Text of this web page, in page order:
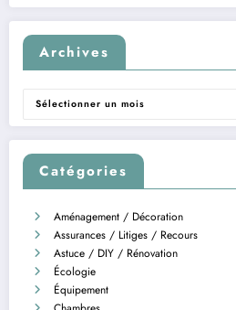
Archives
Archives
Catégories
Aménagement / Décoration
Assurances / Litiges / Recours
Astuce / DIY / Rénovation
Écologie
Équipement